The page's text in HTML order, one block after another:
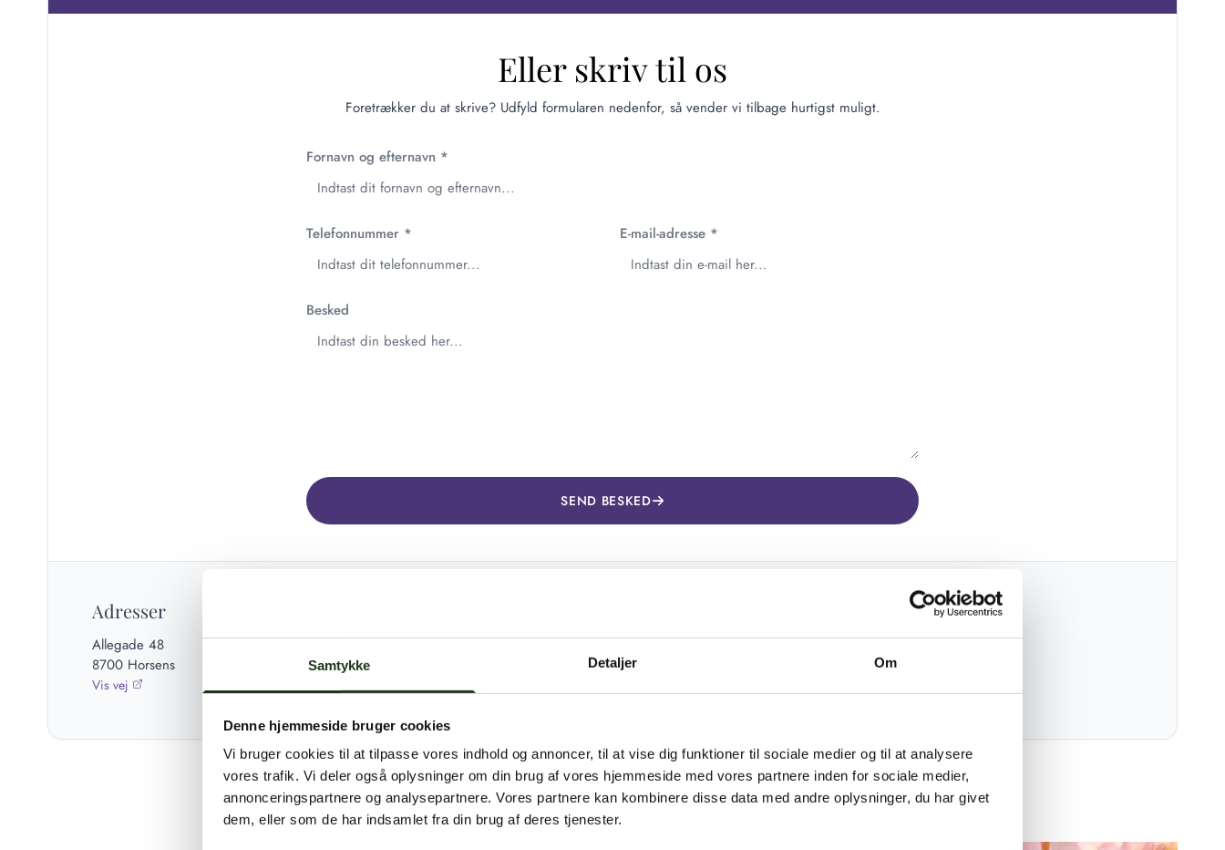
Samtykke Detaljer Om
Denne hjemmeside bruger cookies
Vi bruger cookies til at tilpasse vores indhold og annoncer, til at vise dig funktioner til sociale medier og til at analysere
vores trafik. Vi deler også oplysninger om din brug af vores hjemmeside med vores partnere inden for sociale medier,
annonceringspartnere og analysepartnere. Vores partnere kan kombinere disse data med andre oplysninger, du har givet
dem, eller som de har indsamlet fra din brug af deres tjenester.
Eller skriv til os
Foretrækker du at skrive? Udfyld formularen nedenfor, så vender vi tilbage hurtigst muligt.
Fornavn og efternavn *
Telefonnummer * E-mail-adresse *
Besked
SEND BESKED
Adresser
Allegade 48
8700 Horsens
Vis vej
+45 42 44 79 13
kontakt@shlb.dk
CVR: 42454974